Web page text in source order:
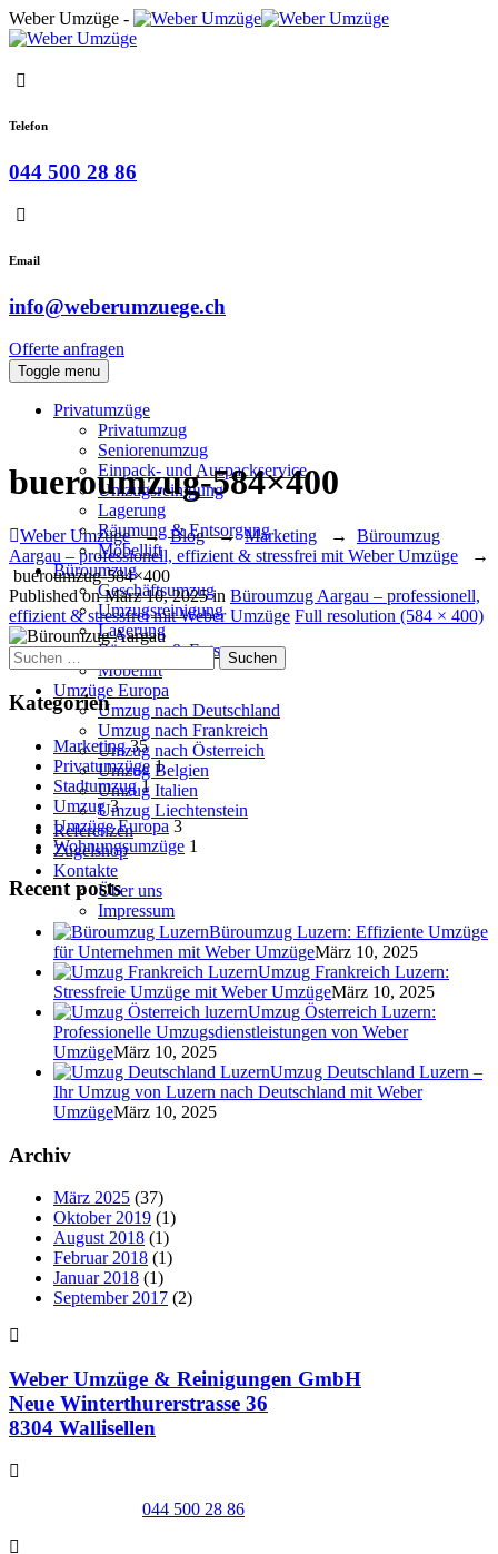
Weber Umzüge -
Telefon
044 500 28 86
Email
info@weberumzuege.ch
Offerte anfragen
Toggle menu
Privatumzüge
Privatumzug
Seniorenumzug
Einpack- und Auspackservice
Umzugsreinigung
Lagerung
Räumung & Entsorgung
Möbellift
Büroumzug
Geschäftsumzug
Umzugsreinigung
Lagerung
Räumung & Entsorgung
Möbellift
Umzüge Europa
Umzug nach Deutschland
Umzug nach Frankreich
Umzug nach Österreich
Umzug Belgien
Umzug Italien
Umzug Liechtenstein
Referenzen
Zügelshop
Kontakte
Über uns
Impressum
bueroumzug-584×400
Weber Umzüge →Blog→Marketing → Büroumzug
Aargau – professionell, effizient & stressfrei mit Weber Umzüge →
bueroumzug-584×400
Published onMärz 10, 2025in Büroumzug Aargau – professionell,
effizient & stressfrei mit Weber Umzüge Full resolution (584 × 400)
Suchen
nach:
Kategorien
Marketing 35
Privatumzüge 1
Stadtumzug 1
Umzug 3
Umzüge Europa 3
Wohnungsumzüge 1
Recent posts
Büroumzug Luzern: Effiziente Umzüge
für Unternehmen mit Weber UmzügeMärz 10, 2025
Umzug Frankreich Luzern:
Stressfreie Umzüge mit Weber UmzügeMärz 10, 2025
Umzug Österreich Luzern:
Professionelle Umzugsdienstleistungen von Weber
UmzügeMärz 10, 2025
Umzug Deutschland Luzern –
Ihr Umzug von Luzern nach Deutschland mit Weber
UmzügeMärz 10, 2025
Archiv
März 2025 (37)
Oktober 2019 (1)
August 2018 (1)
Februar 2018 (1)
Januar 2018 (1)
September 2017 (2)
Weber Umzüge & Reinigungen GmbH
Neue Winterthurerstrasse 36
8304 Wallisellen
044 500 28 86